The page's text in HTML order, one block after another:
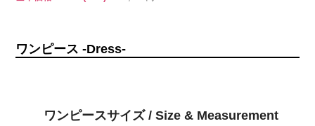
ワンピース -Dress-
ワンピースサイズ / Size & Measurement